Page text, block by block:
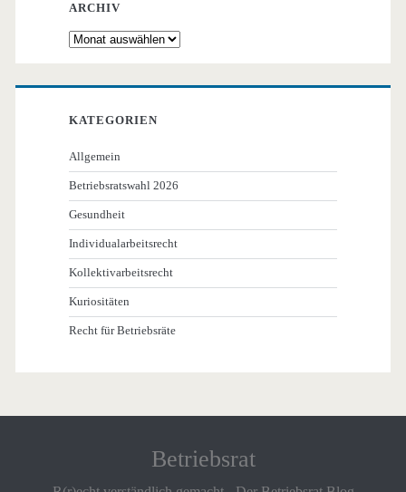
ARCHIV
Archiv
KATEGORIEN
Allgemein
Betriebsratswahl 2026
Gesundheit
Individualarbeitsrecht
Kollektivarbeitsrecht
Kuriositäten
Recht für Betriebsräte
Betriebsrat